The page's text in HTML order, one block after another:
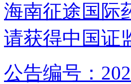
海南征途国际
请获得中国证
公告编号：